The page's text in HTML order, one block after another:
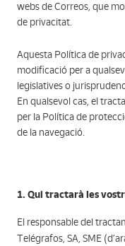
webs de Correos, que
de privacitat.
Aquesta Política de
modificació per a
legislatives o
En qualsevol cas, el
per la Política de
de la navegació.
1. Qui tractarà les
El responsable del
Telégrafos, SA, SME